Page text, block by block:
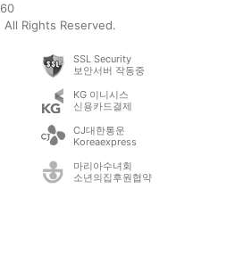
All Rights Reserved.
SSL Security
보안서버 작동중
KG 이니시스
신용카드결제
CJ대한통운
Koreaexpress
마리아수녀회
소년의집후원협약